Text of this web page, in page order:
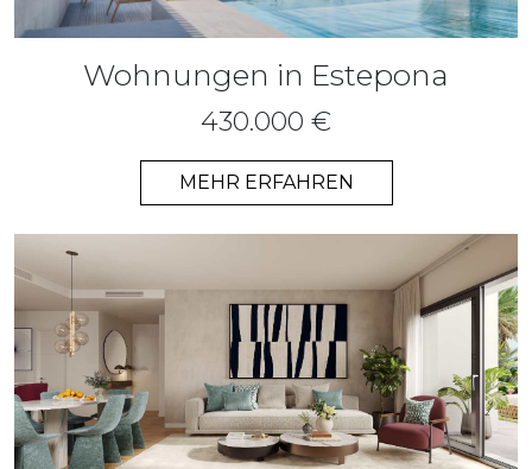
Wohnungen in Estepona
430.000 €
MEHR ERFAHREN